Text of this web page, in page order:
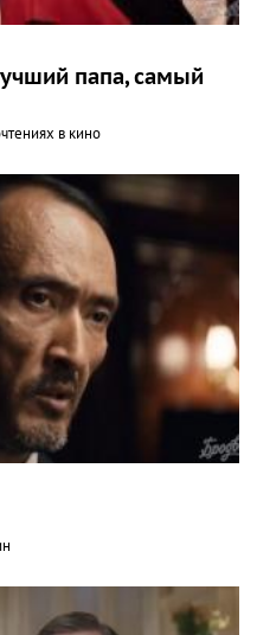
папа, самый
в кино